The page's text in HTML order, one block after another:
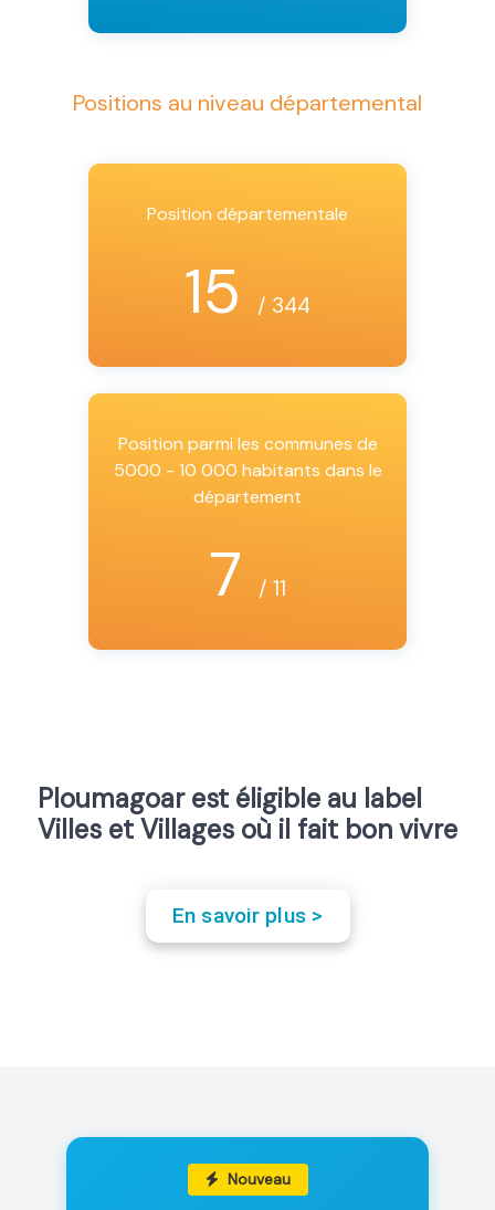
Positions au niveau départemental
Position départementale
15 / 344
Position parmi les communes de
5000 - 10 000 habitants dans le
département
7 / 11
Ploumagoar est éligible au label
Villes et Villages où il fait bon vivre
En savoir plus >
Nouveau